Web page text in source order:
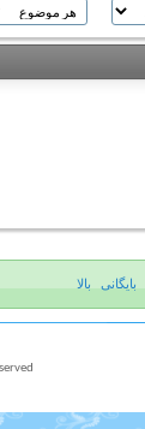
بایگانی بالا